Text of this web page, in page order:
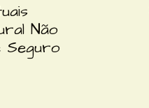
Não
Seguro